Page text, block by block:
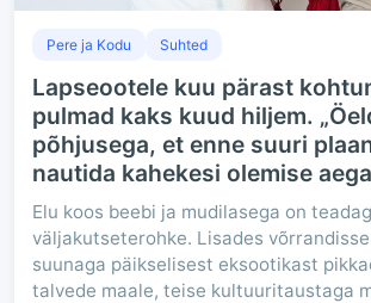
Pere ja Kodu Suhted
Lapseootele kuu pärast
pulmad kaks kuud hiljem.
põhjusega, et enne suuri
nautida kahekesi olemise
Elu koos beebi ja mudilasega on
väljakutseterohke. Lisades
suunaga päikselisest eksootikast
talvede maale, teise kultuuritaustaga